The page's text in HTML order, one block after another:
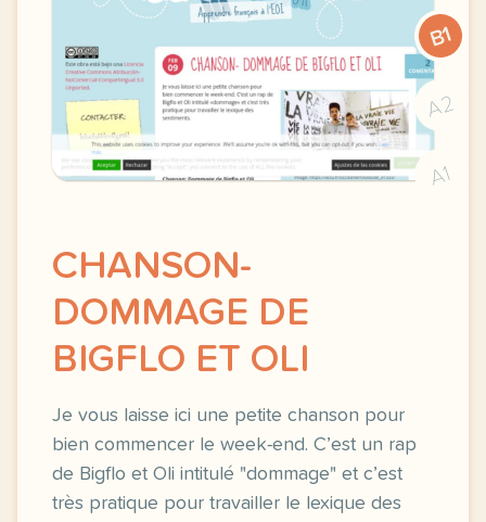
B1
A2
A1
CHANSON-
DOMMAGE DE
BIGFLO ET OLI
Je vous laisse ici une petite chanson pour
bien commencer le week-end. C’est un rap
de Bigflo et Oli intitulé "dommage" et c’est
très pratique pour travailler le lexique des